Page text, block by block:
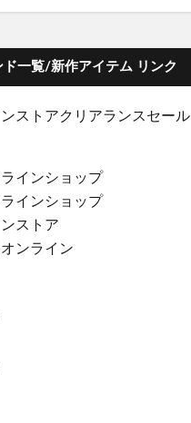
一覧/新作アイテム リンク
ストアクリアランスセール
インショップ
インショップ
ストア
ンライン